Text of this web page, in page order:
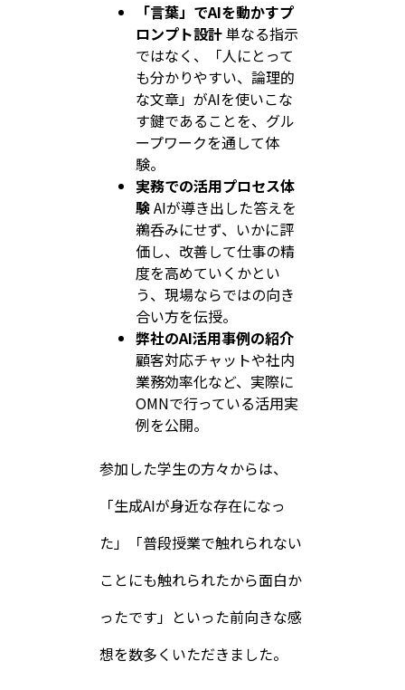
「言葉」でAIを動かすプ
ロンプト設計単なる指示
ではなく、「人にとって
も分かりやすい、論理的
な文章」がAIを使いこな
す鍵であることを、グル
ープワークを通して体
験。
実務での活用プロセス体
験AIが導き出した答えを
鵜呑みにせず、いかに評
価し、改善して仕事の精
度を高めていくかとい
う、現場ならではの向き
合い方を伝授。
弊社のAI活用事例の紹介
顧客対応チャットや社内
業務効率化など、実際に
OMNで行っている活用実
例を公開。
参加した学生の方々からは、
「生成AIが身近な存在になっ
た」「普段授業で触れられない
ことにも触れられたから面白か
ったです」といった前向きな感
想を数多くいただきました。